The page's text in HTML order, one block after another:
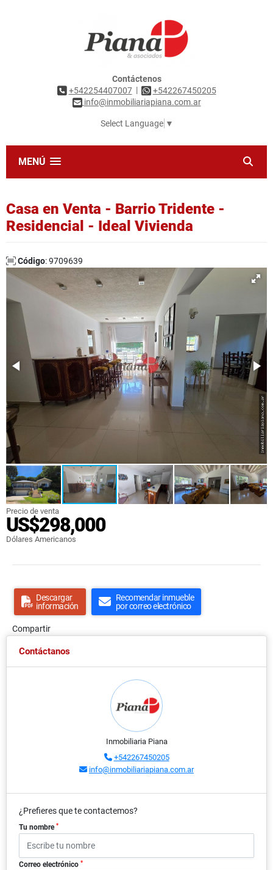
Contáctenos
+542254407007|
+542267450205
info@inmobiliariapiana.com.ar
Select Language ▼
MENÚ
Casa en Venta - Barrio Tridente -
Residencial - Ideal Vivienda
Código: 9709639
Precio de venta
US$298,000
Dólares Americanos
Descargar
información
Recomendar inmueble
por correo electrónico
Compartir
Contáctanos
Inmobiliaria Piana
+542267450205
info@inmobiliariapiana.com.ar
¿Prefieres que te contactemos?
Tu nombre *
Correo electrónico *